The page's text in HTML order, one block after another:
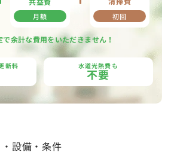
月額 初回
余計な費用をいただきません！
新料 水道光熱費も
不要
設備・条件